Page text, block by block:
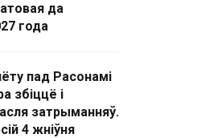
да
года
пад Расонамі
збіццё і
затрыманняў.
4 жніўня